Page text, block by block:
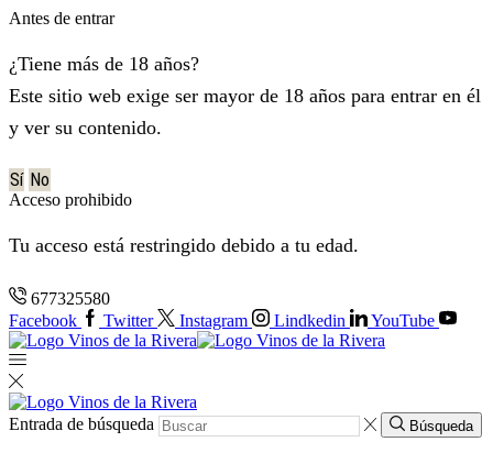
Antes de entrar
¿Tiene más de 18 años?
Este sitio web exige ser mayor de 18 años para entrar en él
y ver su contenido.
Sí No
Acceso prohibido
Tu acceso está restringido debido a tu edad.
677325580
Facebook
Twitter Instagram Lindkedin YouTube
Entrada de búsqueda Búsqueda